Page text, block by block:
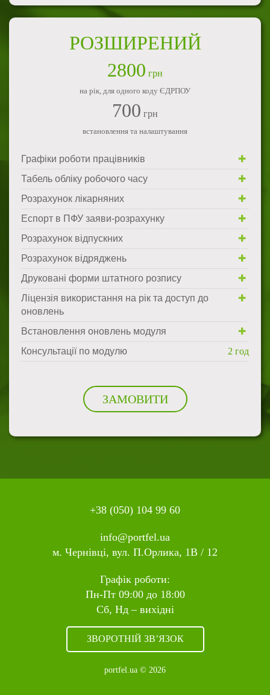
РОЗШИРЕНИЙ
2800 грн
на рік, для одного коду ЄДРПОУ
700 грн
встановлення та налаштування
Графіки роботи працівників
Табель обліку робочого часу
Розрахунок лікарняних
Еспорт в ПФУ заяви-розрахунку
Розрахунок відпускних
Розрахунок відряджень
Друковані форми штатного розпису
Ліцензія використання на рік та доступ до
оновлень
Встановлення оновлень модуля
Консультації по модулю
2 год
ЗАМОВИТИ
+38 (050) 104 99 60
info@portfel.ua
м. Чернівці, вул. П.Орлика, 1В / 12
Графік роботи:
Пн-Пт 09:00 до 18:00
Сб, Нд – вихідні
ЗВОРОТНІЙ ЗВ’ЯЗОК
portfel.ua © 2026